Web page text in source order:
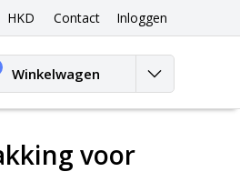
HKD Contact Inloggen
Winkelwagen
voor